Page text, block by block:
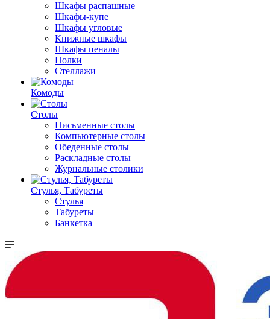
Шкафы распашные
Шкафы-купе
Шкафы угловые
Книжные шкафы
Шкафы пеналы
Полки
Стеллажи
Комоды
Столы
Письменные столы
Компьютерные столы
Обеденные столы
Раскладные столы
Журнальные столики
Стулья, Табуреты
Стулья
Табуреты
Банкетка